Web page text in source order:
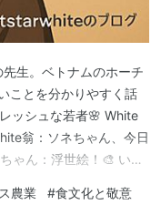
生。ベトナムのホーチ
ことを分かりやすく話
ッシュな若者🌸 White
翁：ソネちゃん、今日
ゃん：浮世絵！🎨 いい
そしたらゴッホだのモ
農業 #食文化と敬意